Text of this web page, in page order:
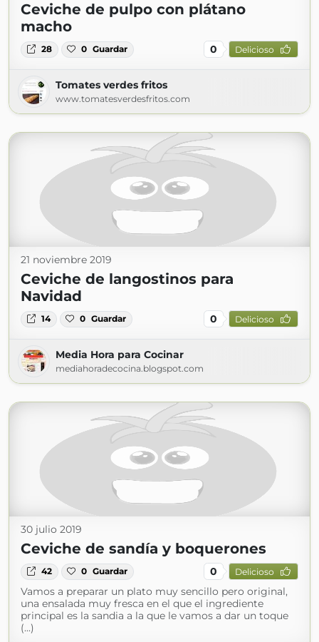
Ceviche de pulpo con plátano
macho
28 0 Guardar 0 Delicioso
Tomates verdes fritos
www.tomatesverdesfritos.com
21 noviembre 2019
Ceviche de langostinos para
Navidad
14 0 Guardar 0 Delicioso
Media Hora para Cocinar
mediahoradecocina.blogspot.com
30 julio 2019
Ceviche de sandía y boquerones
42 0 Guardar 0 Delicioso
Vamos a preparar un plato muy sencillo pero original,
una ensalada muy fresca en el que el ingrediente
principal es la sandia a la que le vamos a dar un toque
(...)